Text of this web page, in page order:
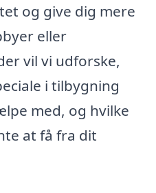
og give dig mere
eller
vil vi udforske,
i tilbygning
med, og hvilke
at få fra dit